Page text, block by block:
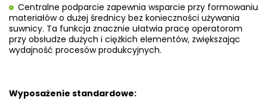
Centralne podparcie zapewnia wsparcie przy formowaniu
materiałów o dużej średnicy bez konieczności używania
suwnicy. Ta funkcja znacznie ułatwia pracę operatorom
przy obsłudze dużych i ciężkich elementów, zwiększając
wydajność procesów produkcyjnych.
Wyposażenie standardowe: